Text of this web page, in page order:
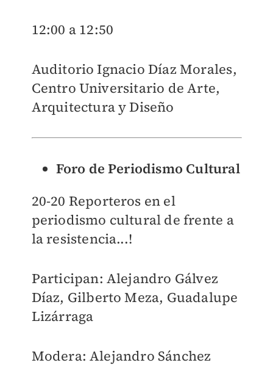
12:00 a 12:50
Auditorio Ignacio Díaz Morales,
Centro Universitario de Arte,
Arquitectura y Diseño
Foro de Periodismo Cultural
20-20 Reporteros en el
periodismo cultural de frente a
la resistencia...!
Participan: Alejandro Gálvez
Díaz, Gilberto Meza, Guadalupe
Lizárraga
Modera: Alejandro Sánchez